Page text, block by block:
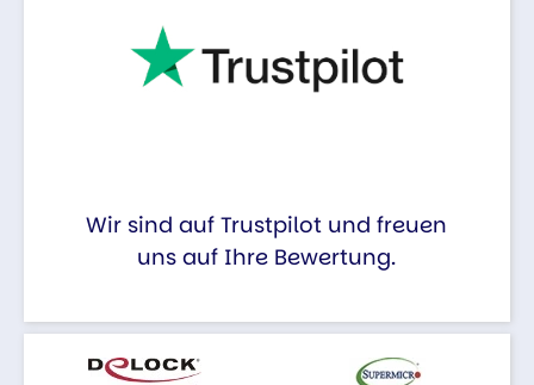
Wir sind auf Trustpilot und freuen
uns auf Ihre Bewertung.